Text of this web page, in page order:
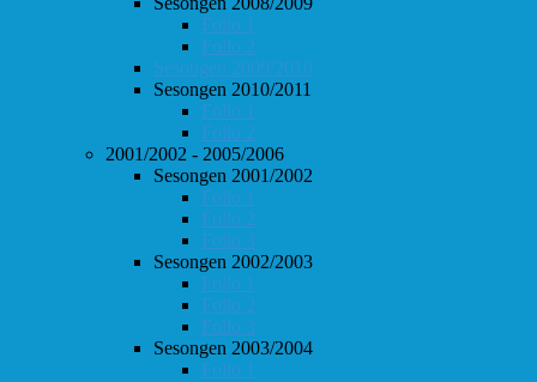
Follo 1
Follo 2
Sesongen 2009/2010
Sesongen 2010/2011
Follo 1
Follo 2
2001/2002 - 2005/2006
Sesongen 2001/2002
Follo 1
Follo 2
Follo 3
Sesongen 2002/2003
Follo 1
Follo 2
Follo 3
Sesongen 2003/2004
Follo 1